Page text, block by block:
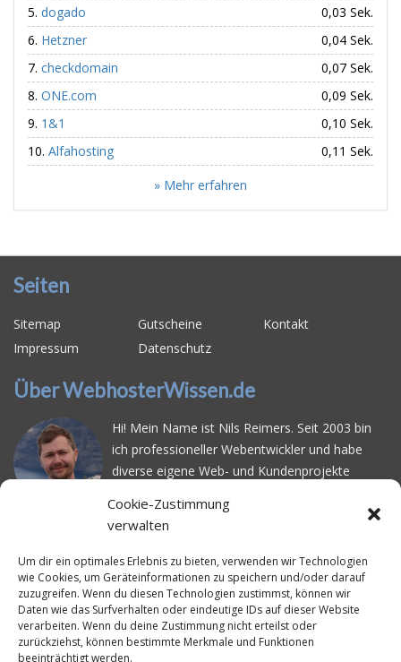
Cookie-Zustimmung
verwalten
Um dir ein optimales Erlebnis zu bieten, verwenden wir Technologien
wie Cookies, um Geräteinformationen zu speichern und/oder darauf
zuzugreifen. Wenn du diesen Technologien zustimmst, können wir
Daten wie das Surfverhalten oder eindeutige IDs auf dieser Website
verarbeiten. Wenn du deine Zustimmung nicht erteilst oder
zurückziehst, können bestimmte Merkmale und Funktionen
beeinträchtigt werden.
dogado
0,03 Sek.
Hetzner
0,04 Sek.
checkdomain
0,07 Sek.
ONE.com
0,09 Sek.
1&1
0,10 Sek.
Alfahosting
0,11 Sek.
» Mehr erfahren
Seiten
Sitemap Gutscheine
Kontakt
Impressum
Datenschutz
Über WebhosterWissen.de
Hi! Mein Name ist Nils Reimers. Seit 2003 bin
ich professioneller Webentwickler und habe
diverse eigene Web- und Kundenprojekte
schwierig ist gutes Webhosting zu finden: Bei
vielen Anbietern ärgert man sich über
Serverausfälleoder überlangsame
Ladezeiten. Deswegen habe ich im Mai 2016
angefangen, die bekanntesten Webhoster
systematisch zu testen und deren
Erreichbarkeit und Ladezeit für eine typische